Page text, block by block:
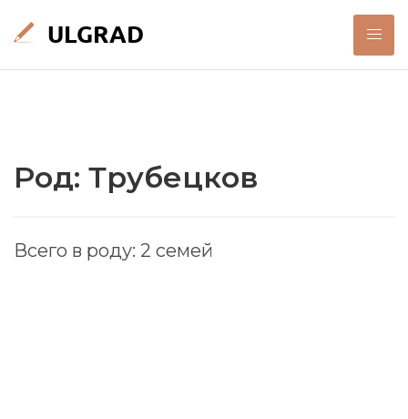
Род: Трубецков
Всего в роду: 2 семей